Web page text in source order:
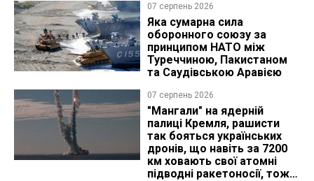
07 серпень 2026
Яка сумарна сила
оборонного союзу за
принципом НАТО між
Туреччиною, Пакистаном
та Саудівською Аравією
07 серпень 2026
"Мангали" на ядерній
палиці Кремля, рашисти
так бояться українських
дронів, що навіть за 7200
км ховають свої атомні
підводні ракетоносії, тож